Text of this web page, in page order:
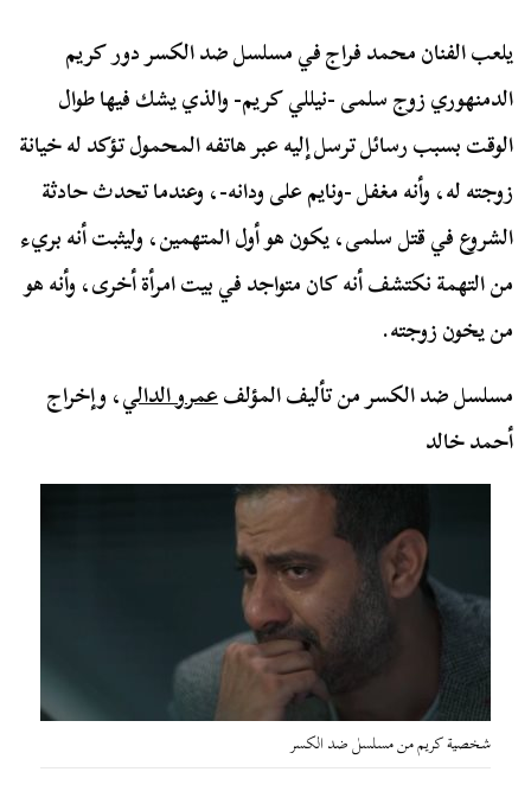
يلعب الفنان محمد فراج في مسلسل ضد الكسر دور كريم
الدمنهوري زوج سلمى -نيللي كريم- والذي يشك فيها طوال
الوقت بسبب رسائل ترسل إليه عبر هاتفه المحمول تؤكد له خيانة
زوجته له، وأنه مغفل -ونايم على ودانه-، وعندما تحدث حادثة
الشروع في قتل سلمى، يكون هو أول المتهمين، وليثبت أنه بريء
من التهمة نكتشف أنه كان متواجد في بيت امرأة أخرى، وأنه هو
من يخون زوجته.
مسلسل ضد الكسر من تأليف المؤلفعمرو الدالي، وإخراج
أحمد خالد
شخصية كريم من مسلسل ضد الكسر